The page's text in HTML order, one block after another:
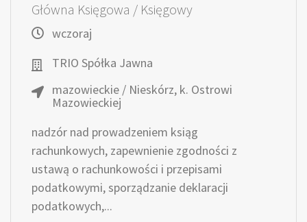
Główna Księgowa / Księgowy
wczoraj
TRIO Spółka Jawna
mazowieckie / Nieskórz, k. Ostrowi
Mazowieckiej
nadzór nad prowadzeniem ksiąg
rachunkowych, zapewnienie zgodności z
ustawą o rachunkowości i przepisami
podatkowymi, sporządzanie deklaracji
podatkowych,...